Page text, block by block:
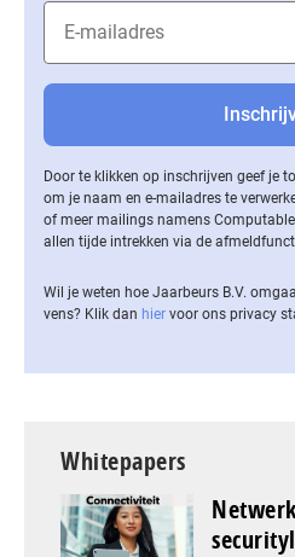
Door te klikken op inschrijven geef je
om je naam en e-mailadres te
of meer mailings namens
allen tijde intrekken via de
Wil je weten hoe Jaarbeurs B.V.
vens? Klik dan hier voor ons privacy
Whitepapers